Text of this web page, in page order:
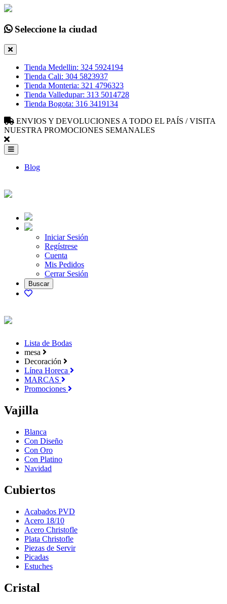
Seleccione la ciudad
Tienda Medellin: 324 5924194
Tienda Cali: 304 5823937
Tienda Monteria: 321 4796323
Tienda Valledupar: 313 5014728
Tienda Bogota: 316 3419134
ENVIOS Y DEVOLUCIONES A TODO EL PAÍS / VISITA
NUESTRA PROMOCIONES SEMANALES
Blog
Iniciar Sesión
Regístrese
Cuenta
Mis Pedidos
Cerrar Sesión
Lista de Bodas
mesa
Decoración
Línea Horeca
MARCAS
Promociones
Vajilla
Blanca
Con Diseño
Con Oro
Con Platino
Navidad
Cubiertos
Acabados PVD
Acero 18/10
Acero Christofle
Plata Christofle
Piezas de Servir
Picadas
Estuches
Cristal